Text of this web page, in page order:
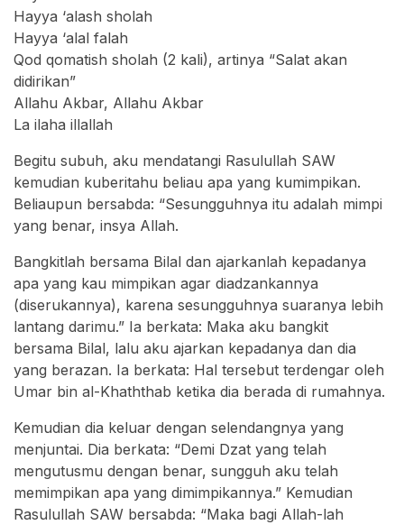
Hayya ‘alash sholah
Hayya ‘alal falah
Qod qomatish sholah (2 kali), artinya “Salat akan
didirikan”
Allahu Akbar, Allahu Akbar
La ilaha illallah
Begitu subuh, aku mendatangi Rasulullah SAW
kemudian kuberitahu beliau apa yang kumimpikan.
Beliaupun bersabda: “Sesungguhnya itu adalah mimpi
yang benar, insya Allah.
Bangkitlah bersama Bilal dan ajarkanlah kepadanya
apa yang kau mimpikan agar diadzankannya
(diserukannya), karena sesungguhnya suaranya lebih
lantang darimu.” Ia berkata: Maka aku bangkit
bersama Bilal, lalu aku ajarkan kepadanya dan dia
yang berazan. Ia berkata: Hal tersebut terdengar oleh
Umar bin al-Khaththab ketika dia berada di rumahnya.
Kemudian dia keluar dengan selendangnya yang
menjuntai. Dia berkata: “Demi Dzat yang telah
mengutusmu dengan benar, sungguh aku telah
memimpikan apa yang dimimpikannya.” Kemudian
Rasulullah SAW bersabda: “Maka bagi Allah-lah